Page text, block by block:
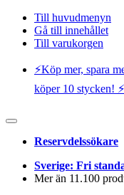
Till huvudmenyn
Gå till innehållet
Till varukorgen
⚡️Köp mer, spara
köper 10 stycken! ⚡️
Reservdelssökare
Sverige: Fri
Mer än 11.100